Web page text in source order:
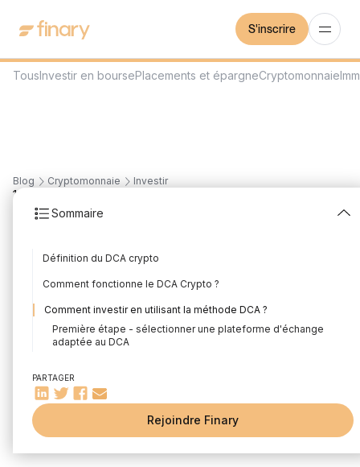
S'inscrire
TousInvestir en boursePlacements et épargneCryptomonnaie
Blog Cryptomonnaie Investir
Sommaire
Définition du DCA crypto
Comment fonctionne le DCA Crypto ?
Comment investir en utilisant la méthode DCA ?
Première étape - sélectionner une plateforme d'échange
adaptée au DCA
(KYC)
Troisième étape - procéder à l'achat de cryptos
Quand et comment utiliser la stratégie DCA ?
PARTAGER
Rejoindre Finary
19
complet du Dollar Cost
Averaging
Rédigé parMounir Laggoune Édité parMounir Laggoune